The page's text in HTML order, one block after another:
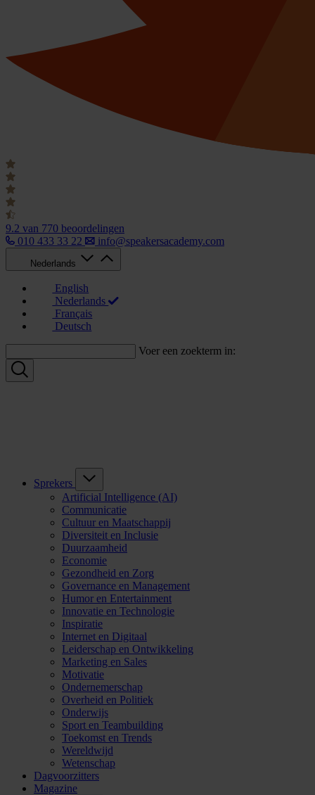
9.2 van 770 beoordelingen
010 433 33 22
info@speakersacademy.com
Nederlands
English
Nederlands
Français
Deutsch
Voer een zoekterm in:
Sprekers
Artificial Intelligence (AI)
Communicatie
Cultuur en Maatschappij
Diversiteit en Inclusie
Duurzaamheid
Economie
Gezondheid en Zorg
Governance en Management
Humor en Entertainment
Innovatie en Technologie
Inspiratie
Internet en Digitaal
Leiderschap en Ontwikkeling
Marketing en Sales
Motivatie
Ondernemerschap
Overheid en Politiek
Onderwijs
Sport en Teambuilding
Toekomst en Trends
Wereldwijd
Wetenschap
Dagvoorzitters
Magazine